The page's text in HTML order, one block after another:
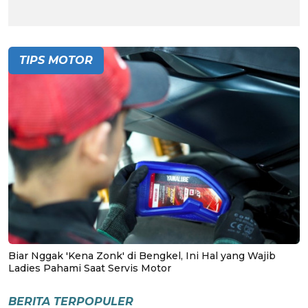
TIPS MOTOR
Biar Nggak 'Kena Zonk' di Bengkel, Ini Hal yang Wajib
Ladies Pahami Saat Servis Motor
BERITA TERPOPULER